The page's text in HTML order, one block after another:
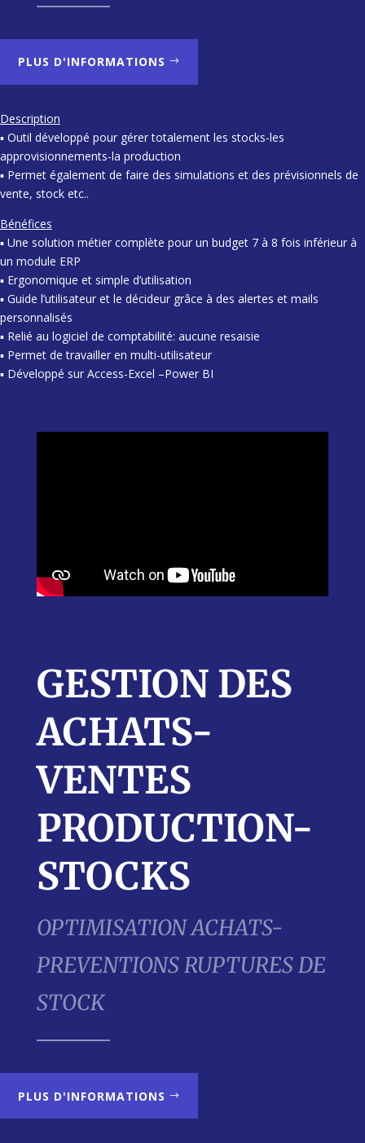
PLUS D'INFORMATIONS
Description
▪ Outil développé pour gérer totalement les stocks-les
approvisionnements-la production
▪ Permet également de faire des simulations et des prévisionnels de
vente, stock etc..
Bénéfices
▪ Une solution métier complète pour un budget 7 à 8 fois inférieur à
un module ERP
▪ Ergonomique et simple d’utilisation
▪ Guide l’utilisateur et le décideur grâce à des alertes et mails
personnalisés
▪ Relié au logiciel de comptabilité: aucune resaisie
▪ Permet de travailler en multi-utilisateur
▪ Développé sur Access-Excel –Power BI
GESTION DES
ACHATS-
VENTES
PRODUCTION-
STOCKS
OPTIMISATION ACHATS-
PREVENTIONS RUPTURES DE
STOCK
PLUS D'INFORMATIONS